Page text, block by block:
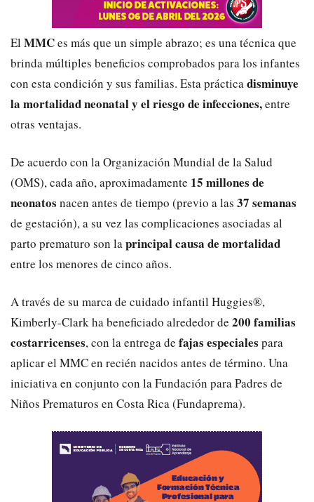
El MMCes más que un simple abrazo; es una técnica que
brinda múltiples beneficios comprobados para los infantes
con esta condición y sus familias. Esta prácticadisminuye
la mortalidad neonatal y el riesgo de infecciones,entre
otras ventajas.
De acuerdo con la Organización Mundial de la Salud
(OMS), cada año, aproximadamente 15 millones de
neonatos nacen antes de tiempo (previo a las 37 semanas
de gestación), a su vez las complicaciones asociadas al
parto prematuro son laprincipal causa de mortalidad
entre los menores de cinco años.
A través de su marca de cuidado infantil Huggies®,
Kimberly-Clark ha beneficiado alrededor de 200 familias
costarricenses, con la entrega de fajas especiales para
aplicar el MMC en recién nacidos antes de término. Una
iniciativa en conjunto con la Fundación para Padres de
Niños Prematuros en Costa Rica (Fundaprema).